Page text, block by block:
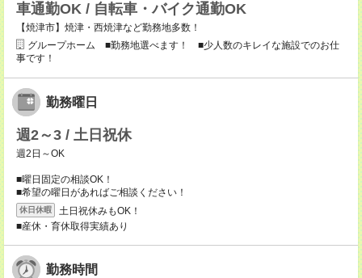
車通勤OK / 自転車・バイク通勤OK
【焼津市】焼津・西焼津など勤務地多数！
グループホーム ■勤務地選べます！ ■少人数のキレイな施設でのお仕
事です！
勤務曜日
週2～3 / 土日祝休
週2日～OK
■曜日固定の相談OK！
■希望の曜日があればご相談ください！
休日休暇
土日祝休みもOK！
■産休・育休取得実績あり
勤務時間